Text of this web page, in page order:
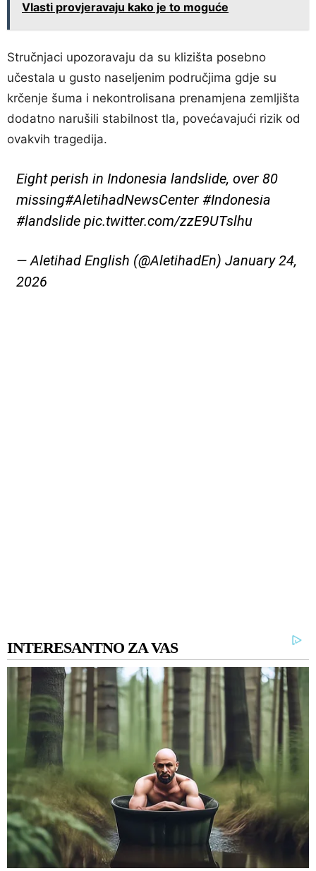
Vlasti provjeravaju kako je to moguće
Stručnjaci upozoravaju da su klizišta posebno
učestala u gusto naseljenim područjima gdje su
krčenje šuma i nekontrolisana prenamjena zemljišta
dodatno narušili stabilnost tla, povećavajući rizik od
ovakvih tragedija.
Eight perish in Indonesia landslide, over 80
missing#AletihadNewsCenter #Indonesia
#landslide pic.twitter.com/zzE9UTslhu
— Aletihad English (@AletihadEn) January 24,
2026